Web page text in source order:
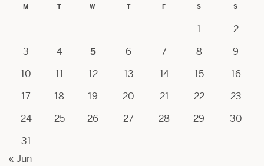
M T W T F S S
1
2
3
4 5 6 7 8
9
10
11 12 13 14 15
16
17
18 19 20 21 22
23
24
25 26 27 28 29
30
31
« Jun